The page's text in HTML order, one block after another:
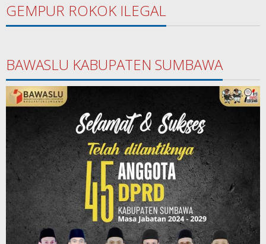
GEMPUR ROKOK ILEGAL
BAWASLU KABUPATEN SUMBAWA